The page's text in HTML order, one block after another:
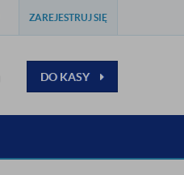
ZAREJESTRUJ SIĘ
DO KASY